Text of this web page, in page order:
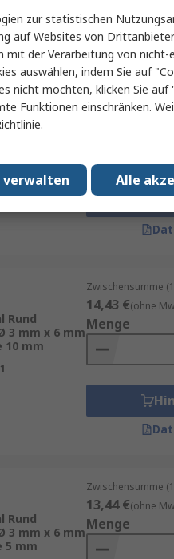
mm x 6 mm
Zwischensumme
8,43 €(ohne
Rund
3 mm x 6 mm
10 mm
Zwischensumme
14,43 €(ohne
Menge
Rund
3 mm x 6 mm
5 mm
Zwischensumme
13,44 €(ohne
Menge
zur statistischen
auf Websites von
mit der Verarbeitung von nicht-
auswählen, indem Sie auf
nicht möchten, klicken Sie auf
Funktionen einschränken.
.
Alle
verwalten